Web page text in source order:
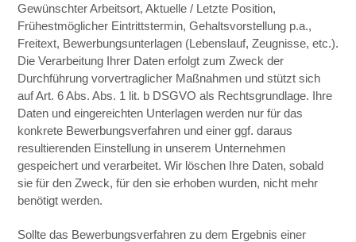
Gewünschter Arbeitsort, Aktuelle / Letzte Position,
Frühestmöglicher Eintrittstermin, Gehaltsvorstellung p.a.,
Freitext, Bewerbungsunterlagen (Lebenslauf, Zeugnisse, etc.).
Die Verarbeitung Ihrer Daten erfolgt zum Zweck der
Durchführung vorvertraglicher Maßnahmen und stützt sich
auf Art. 6 Abs. Abs. 1 lit. b DSGVO als Rechtsgrundlage. Ihre
Daten und eingereichten Unterlagen werden nur für das
konkrete Bewerbungsverfahren und einer ggf. daraus
resultierenden Einstellung in unserem Unternehmen
gespeichert und verarbeitet. Wir löschen Ihre Daten, sobald
sie für den Zweck, für den sie erhoben wurden, nicht mehr
benötigt werden.
Sollte das Bewerbungsverfahren zu dem Ergebnis einer